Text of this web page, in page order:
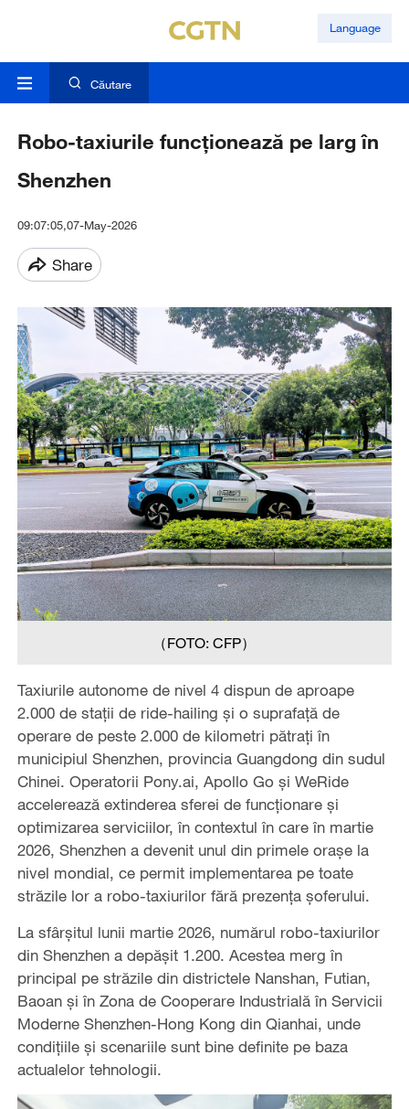
Language
Căutare
Robo-taxiurile funcționează pe larg în
Shenzhen
09:07:05,07-May-2026
Share
（FOTO: CFP）
Taxiurile autonome de nivel 4 dispun de aproape
2.000 de stații de ride-hailing și o suprafață de
operare de peste 2.000 de kilometri pătrați în
municipiul Shenzhen, provincia Guangdong din sudul
Chinei. Operatorii Pony.ai, Apollo Go și WeRide‌
accelerează extinderea sferei de funcționare și
optimizarea serviciilor, în contextul în care în martie
2026, Shenzhen a devenit unul din primele orașe la
nivel mondial, ce permit implementarea pe toate
străzile lor a robo-taxiurilor fără prezența șoferului.
La sfârșitul lunii martie 2026, numărul robo-taxiurilor
din Shenzhen a depășit 1.200. Acestea merg în
principal pe străzile din ‌districtele Nanshan, Futian,
Baoan și în Zona de Cooperare Industrială în Servicii
Moderne Shenzhen-Hong Kong din Qianhai, unde
condițiile și scenariile sunt bine definite pe baza
actualelor tehnologii.